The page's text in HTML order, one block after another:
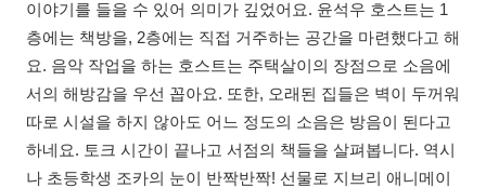
이야기를 들을 수 있어 의미가 깊었어요. 윤석우 호스트는 1
층에는 책방을, 2층에는 직접 거주하는 공간을 마련했다고 해
요. 음악 작업을 하는 호스트는 주택살이의 장점으로 소음에
서의 해방감을 우선 꼽아요. 또한, 오래된 집들은 벽이 두꺼워
따로 시설을 하지 않아도 어느 정도의 소음은 방음이 된다고
하네요. 토크 시간이 끝나고 서점의 책들을 살펴봅니다. 역시
나 초등학생 조카의 눈이 반짝반짝! 선물로 지브리 애니메이